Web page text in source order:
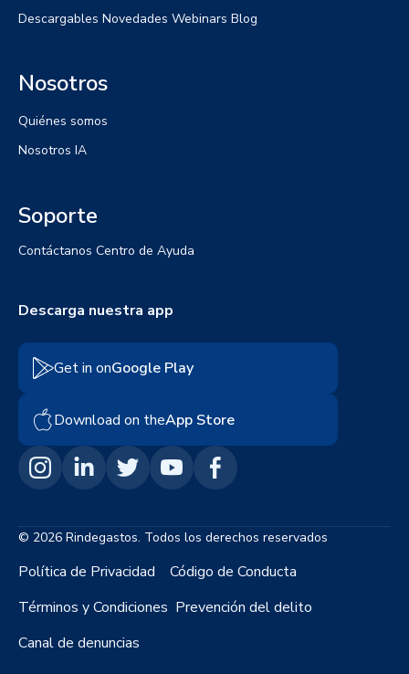
Descargables Novedades Webinars Blog
Nosotros
Quiénes somos
Nosotros IA
Soporte
Contáctanos Centro de Ayuda
© 2026 Rindegastos. Todos los derechos reservados
Política de Privacidad
Código de Conducta
Términos y Condiciones Prevención del delito
Canal de denuncias
Descarga nuestra app
Get in onGoogle Play
Download on theApp Store